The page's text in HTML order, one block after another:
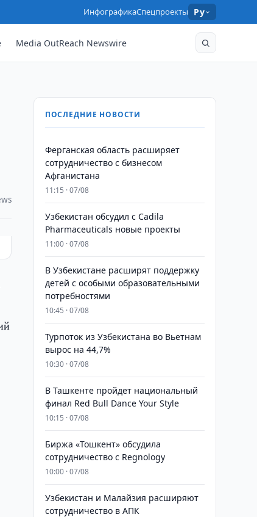
ИнфографикаСпецпроекты Ру
Media OutReach Newswire
ПОСЛЕДНИЕ НОВОСТИ
Ферганская область расширяет
сотрудничество с бизнесом
Афганистана
11:15 · 07/08
Узбекистан обсудил с Cadila
Pharmaceuticals новые проекты
11:00 · 07/08
В Узбекистане расширят поддержку
детей с особыми образовательными
потребностями
10:45 · 07/08
Турпоток из Узбекистана во Вьетнам
вырос на 44,7%
10:30 · 07/08
В Ташкенте пройдет национальный
финал Red Bull Dance Your Style
10:15 · 07/08
Биржа «Тошкент» обсудила
сотрудничество с Regnology
10:00 · 07/08
Узбекистан и Малайзия расширяют
сотрудничество в АПК